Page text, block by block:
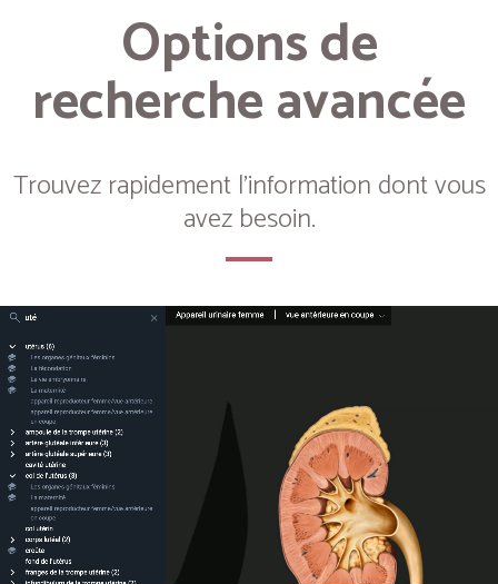
Options de
recherche avancée
Trouvez rapidement l'information dont vous
avez besoin.